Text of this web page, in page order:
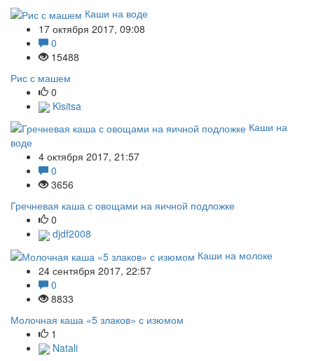
Каши на воде
17 октября 2017, 09:08
0
15488
Рис с машем
0
Kisitsa
Каши на
воде
4 октября 2017, 21:57
0
3656
Гречневая каша с овощами на яичной подложке
0
djdf2008
Каши на молоке
24 сентября 2017, 22:57
0
8833
Молочная каша «5 злаков» с изюмом
1
Natali